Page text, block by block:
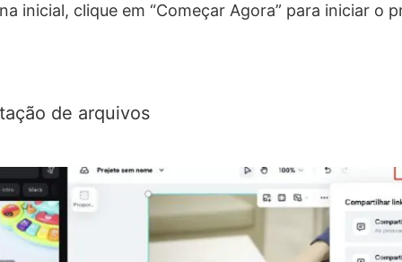
inicial, clique em “Começar Agora” para iniciar o
de arquivos